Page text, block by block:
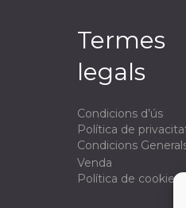
Termes
legals
Condicions d’ús
Política de
Condicions
Venda
Política de cookies